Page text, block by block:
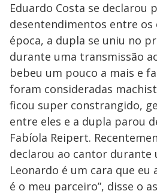
Eduardo Costa se declarou
desentendimentos entre os
época, a dupla se uniu no
durante uma transmissão
bebeu um pouco a mais e
foram consideradas
ficou super constrangido,
entre eles e a dupla parou
Fabíola Reipert.
declarou ao cantor durante
Leonardo é um cara que eu
é o meu parceiro”, disse o